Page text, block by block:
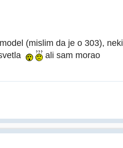
(mislim da je o 303), neki
ali sam morao